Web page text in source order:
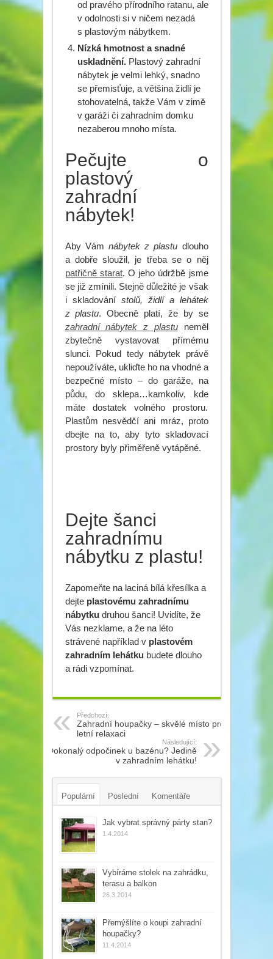
od pravého přírodního ratanu, ale
v odolnosti si v ničem nezadá
s plastovým nábytkem.
Nízká hmotnost a snadné
uskladnění.Plastový zahradní
nábytek je velmi lehký, snadno
se přemisťuje, a většina židlí je
stohovatelná, takže Vám v zimě
v garáži či zahradním domku
nezaberou mnoho místa.
Pečujte o
plastový
zahradní
nábytek!
Aby Vám nábytek z plastu dlouho
a dobře sloužil, je třeba se o něj
patřičně starat. O jeho údržbě jsme
se již zmínili. Stejně důležité je však
i skladování stolů, židlí a lehátek
z plastu. Obecně platí, že by se
zahradní nábytek z plastuneměl
zbytečně vystavovat přímému
slunci. Pokud tedy nábytek právě
nepoužíváte, ukliďte ho na vhodné a
bezpečné místo – do garáže, na
půdu, do sklepa…kamkoliv, kde
máte dostatek volného prostoru.
Plastům nesvědčí ani mráz, proto
dbejte na to, aby tyto skladovací
prostory byly přiměřeně vytápěné.
Dejte šanci
zahradnímu
nábytku z plastu!
Zapomeňte na laciná bílá křesílka a
dejte plastovému zahradnímu
nábytkudruhou šanci! Uvidíte, že
Vás nezklame, a že na léto
strávené například v plastovém
zahradním lehátkubudete dlouho
a rádi vzpomínat.
Předchozí:
Zahradní houpačky – skvělé místo pro
letní relaxaci
Následující:
Dokonalý odpočinek u bazénu? Jedině
v zahradním lehátku!
Populární Poslední Komentáře
Tagy Jak vybrat správný párty stan?
1.4.2014
Vybíráme stolek na zahrádku,
terasu a balkon
26.3.2014
Přemýšlíte o koupi zahradní
houpačky?
11.4.2014